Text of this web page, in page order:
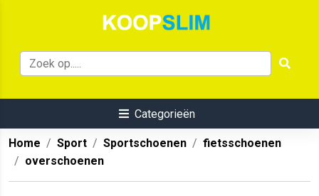
Categorieën
Home Sport Sportschoenen
fietsschoenen
overschoenen